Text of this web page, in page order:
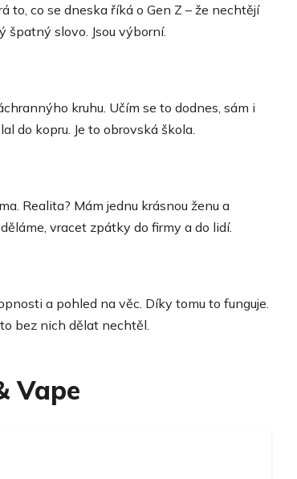
to, co se dneska říká o Gen Z – že nechtějí
slovo. Jsou výborní.
kruhu. Učím se to dodnes, sám i
do kopru. Je to obrovská škola.
Realita? Mám jednu krásnou ženu a
vracet zpátky do firmy a do lidí.
a pohled na věc. Díky tomu to funguje.
bez nich dělat nechtěl.
Vape